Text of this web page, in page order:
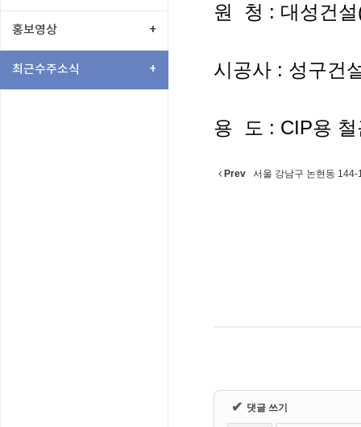
홍보영상 +
최근수주소식 +
원 청 : 대성건
시공사 : 성구건
용 도 : CIP용 철
Prev 서울 강남구 논현동
✔ 댓글 쓰기